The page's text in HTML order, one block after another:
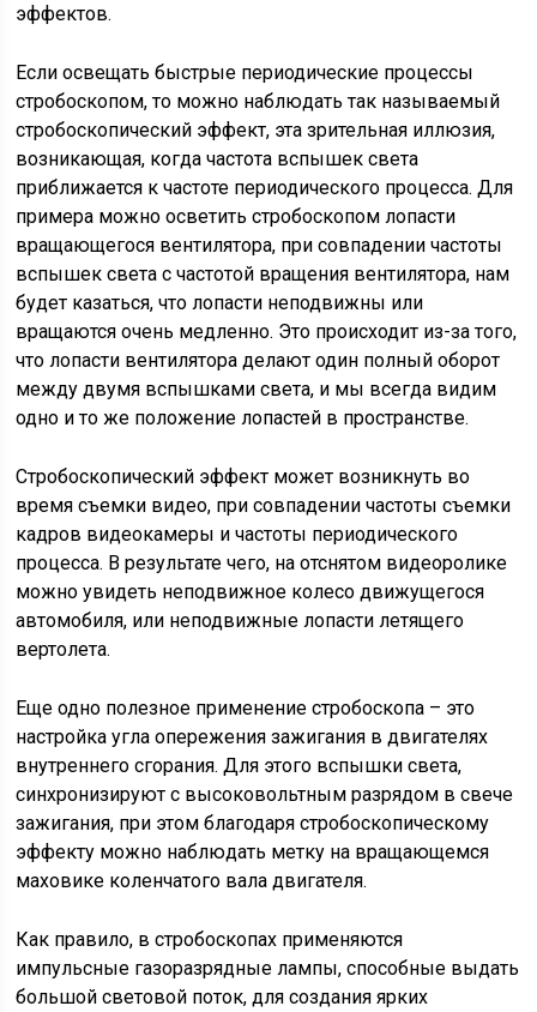
эффектов.
Если освещать быстрые периодические процессы
стробоскопом, то можно наблюдать так называемый
стробоскопический эффект, эта зрительная иллюзия,
возникающая, когда частота вспышек света
приближается к частоте периодического процесса. Для
примера можно осветить стробоскопом лопасти
вращающегося вентилятора, при совпадении частоты
вспышек света с частотой вращения вентилятора, нам
будет казаться, что лопасти неподвижны или
вращаются очень медленно. Это происходит из-за того,
что лопасти вентилятора делают один полный оборот
между двумя вспышками света, и мы всегда видим
одно и то же положение лопастей в пространстве.
Стробоскопический эффект может возникнуть во
время съемки видео, при совпадении частоты съемки
кадров видеокамеры и частоты периодического
процесса. В результате чего, на отснятом видеоролике
можно увидеть неподвижное колесо движущегося
автомобиля, или неподвижные лопасти летящего
вертолета.
Еще одно полезное применение стробоскопа – это
настройка угла опережения зажигания в двигателях
внутреннего сгорания. Для этого вспышки света,
синхронизируют с высоковольтным разрядом в свече
зажигания, при этом благодаря стробоскопическому
эффекту можно наблюдать метку на вращающемся
маховике коленчатого вала двигателя.
Как правило, в стробоскопах применяются
импульсные газоразрядные лампы, способные выдать
большой световой поток, для создания ярких